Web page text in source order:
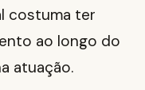
costuma ter
ao longo do
atuação.